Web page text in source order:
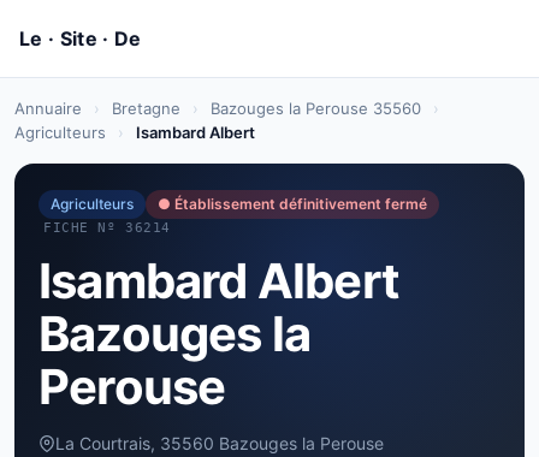
Annuaire › Bretagne › Bazouges la Perouse 35560
›
Agriculteurs
› Isambard Albert
Agriculteurs ● Établissement définitivement fermé
FICHE Nº 36214
Isambard Albert
Bazouges la
Perouse
La Courtrais, 35560 Bazouges la Perouse